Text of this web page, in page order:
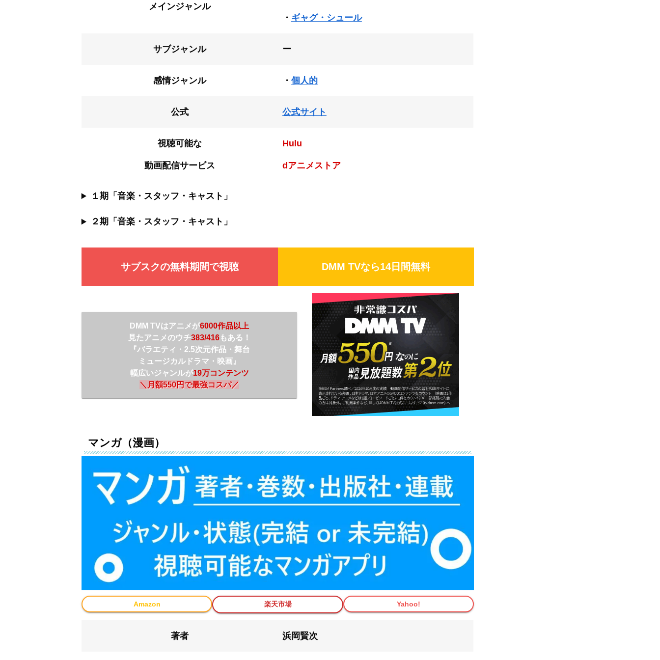
メインジャンル
・ ギャグ・シュール
サブジャンル ー
感情ジャンル ・ 個人的
公式 公式サイト
視聴可能な
動画配信サービス
Hulu
dアニメストア
１期「音楽・スタッフ・キャスト」
２期「音楽・スタッフ・キャスト」
サブスクの無料期間で視聴 DMM TVなら14日間無料
DMM TVはアニメが6000作品以上
見たアニメのウチ383/416もある！
『バラエティ・2.5次元作品・舞台
ミュージカルドラマ・映画』
幅広いジャンルが19万コンテンツ
＼ 月額550円で最強コスパ／
マンガ（漫画）
Amazon 楽天市場 Yahoo!
著者 浜岡賢次